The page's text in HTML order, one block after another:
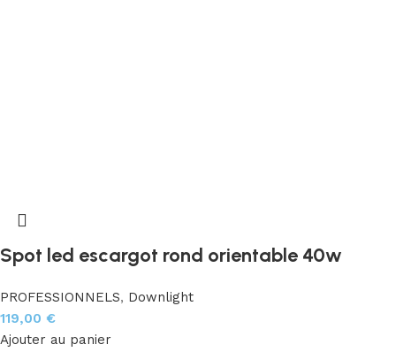
Spot led escargot rond orientable 40w
PROFESSIONNELS, Downlight
119,00 €
Ajouter au panier